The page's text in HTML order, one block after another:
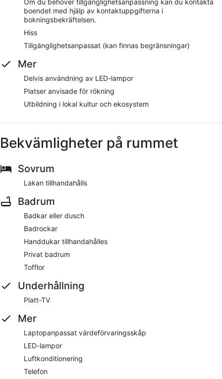
boendet med hjälp av kontaktuppgifterna i
bokningsbekräftelsen.
Hiss
Tillgänglighetsanpassat (kan finnas begränsningar)
Mer
Delvis användning av LED-lampor
Platser anvisade för rökning
Utbildning i lokal kultur och ekosystem
Bekvämligheter på rummet
Sovrum
Lakan tillhandahålls
Badrum
Badkar eller dusch
Badrockar
Handdukar tillhandahålles
Privat badrum
Tofflor
Underhållning
Platt-TV
Mer
Laptopanpassat värdeförvaringsskåp
LED-lampor
Luftkonditionering
Telefon